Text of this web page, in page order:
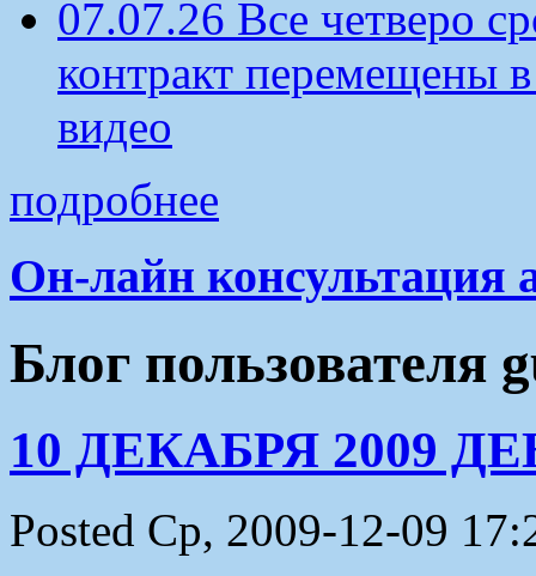
07.07.26 Все четверо
контракт перемещены
видео
подробнее
Он-лайн консультация
Блог пользователя
10 ДЕКАБРЯ 2009
Posted Ср, 2009-12-09